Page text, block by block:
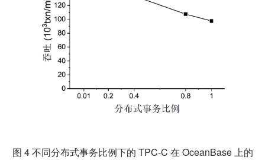
图 4 不同分布式事务比例下的 TPC-C 在 OceanBase 上的